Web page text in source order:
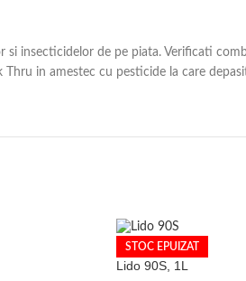
insecticidelor de pe piata. Verificati
in amestec cu pesticide la care
STOC EPUIZAT
Lido 90S, 1L